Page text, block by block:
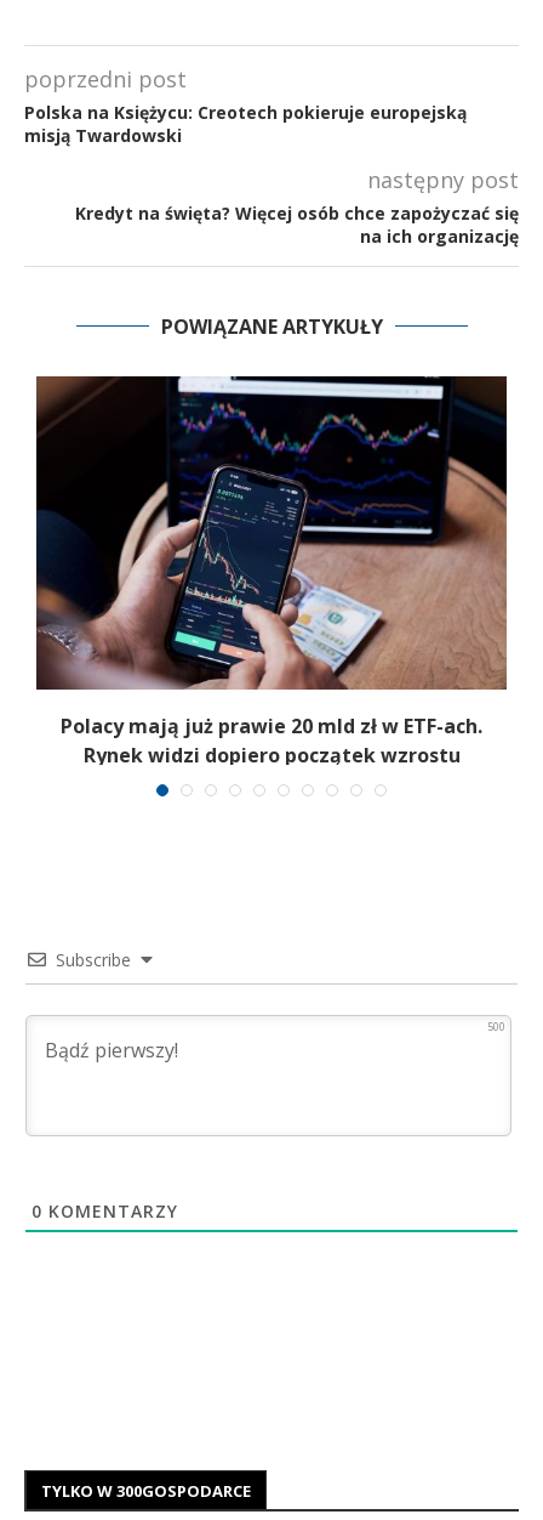
poprzedni post
Polska na Księżycu: Creotech pokieruje europejską
misją Twardowski
następny post
Kredyt na święta? Więcej osób chce zapożyczać się
na ich organizację
POWIĄZANE ARTYKUŁY
Polacy mają już prawie 20 mld zł w ETF-ach.
Rynek widzi dopiero początek wzrostu
Subscribe
500
0 KOMENTARZY
TYLKO W 300GOSPODARCE